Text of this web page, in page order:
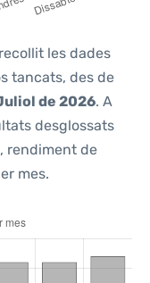
les dades
tancats, des de
de 2026. A
desglossats
rendiment de
mes.